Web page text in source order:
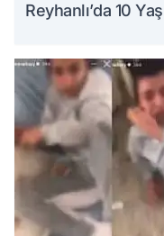
Reyhanlı’da 10